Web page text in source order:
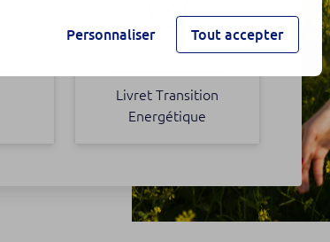
Livret Transition
Energétique
Personnaliser Tout accepter